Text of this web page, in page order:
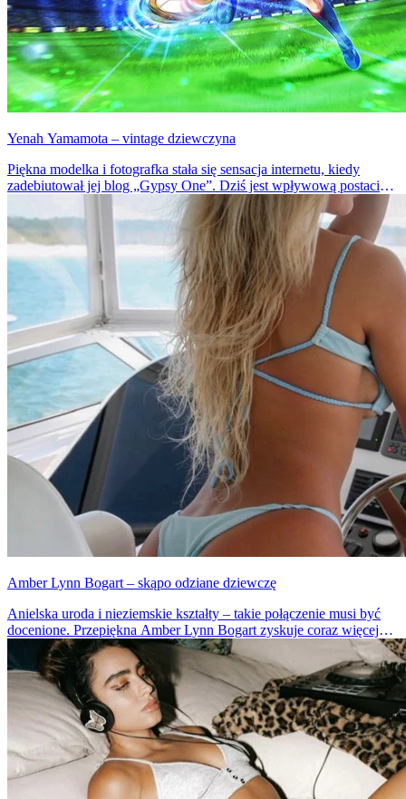
Yenah Yamamota – vintage dziewczyna
Piękna modelka i fotografka stała się sensacja internetu, kiedy
zadebiutował jej blog „Gypsy One”. Dziś jest wpływową postacią
w świecie podróżniczek influencerek. A ty, gdzie byś wyruszył z
Yenah?
Amber Lynn Bogart – skąpo odziane dziewczę
Anielska uroda i nieziemskie kształty – takie połączenie musi być
docenione. Przepiękna Amber Lynn Bogart zyskuje coraz więcej
fanów na instagramie. Nic dziwnego, w końcu patrząc na tak piękną
blondynkę można oszaleć.